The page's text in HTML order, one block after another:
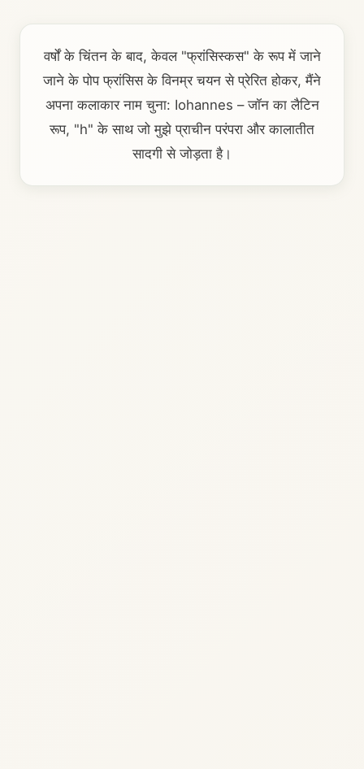
वर्षों के चिंतन के बाद, केवल "फ्रांसिस्कस" के रूप में जाने
जाने के पोप फ्रांसिस के विनम्र चयन से प्रेरित होकर, मैंने
अपना कलाकार नाम चुना: Iohannes – जॉन का लैटिन
रूप, "h" के साथ जो मुझे प्राचीन परंपरा और कालातीत
सादगी से जोड़ता है।